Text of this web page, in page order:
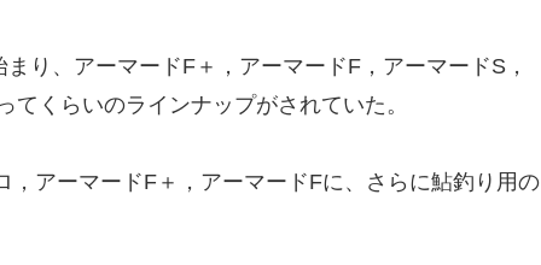
り、アーマードF＋，アーマードF，アーマードS，
くらいのラインナップがされていた。
アーマードF＋，アーマードFに、さらに鮎釣り用の